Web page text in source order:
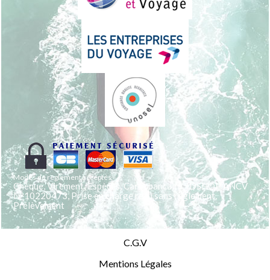
Modes de règlement acceptés
Chèque, Virement, Espèces, Carte bancaire, IDSHOP ANCV
N°10220473, Prise en charge reçu sans règlement,
Prélèvement
C.G.V
Mentions Légales